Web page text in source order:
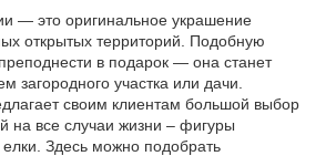
— это оригинальное украшение
открытых территорий. Подобную
в подарок — она станет
загородного участка или дачи.
своим клиентам большой выбор
на все случаи жизни – фигуры
Здесь можно подобрать